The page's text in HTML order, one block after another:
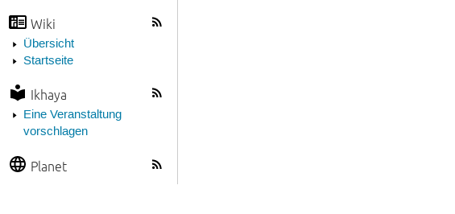
Wiki
Übersicht
Startseite
Ikhaya
Eine Veranstaltung
vorschlagen
Planet